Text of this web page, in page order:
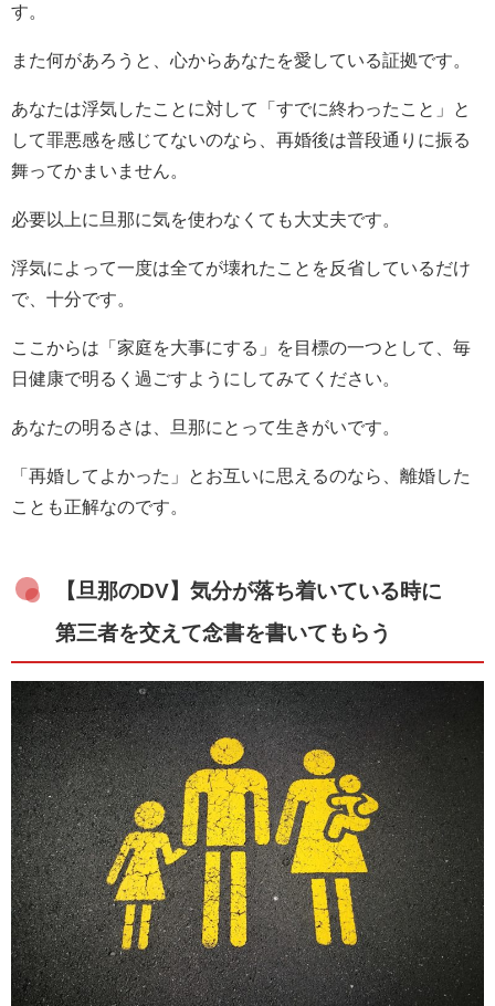
す。
また何があろうと、心からあなたを愛している証拠です。
あなたは浮気したことに対して「すでに終わったこと」と
して罪悪感を感じてないのなら、再婚後は普段通りに振る
舞ってかまいません。
必要以上に旦那に気を使わなくても大丈夫です。
浮気によって一度は全てが壊れたことを反省しているだけ
で、十分です。
ここからは「家庭を大事にする」を目標の一つとして、毎
日健康で明るく過ごすようにしてみてください。
あなたの明るさは、旦那にとって生きがいです。
「再婚してよかった」とお互いに思えるのなら、離婚した
ことも正解なのです。
【旦那のDV】気分が落ち着いている時に
第三者を交えて念書を書いてもらう